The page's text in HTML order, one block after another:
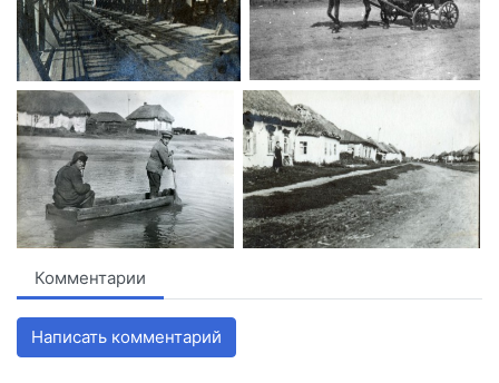
Комментарии
Написать комментарий